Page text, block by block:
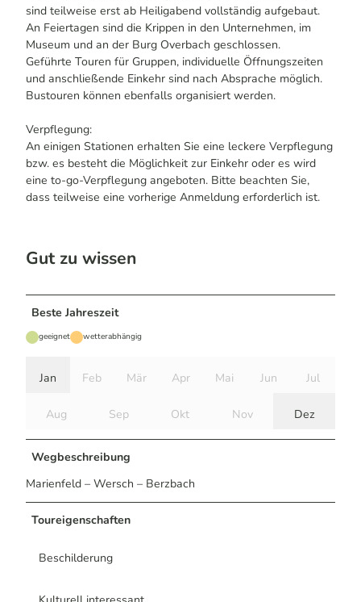
sind teilweise erst ab Heiligabend vollständig aufgebaut.
An Feiertagen sind die Krippen in den Unternehmen, im
Museum und an der Burg Overbach geschlossen.
Geführte Touren für Gruppen, individuelle Öffnungszeiten
und anschließende Einkehr sind nach Absprache möglich.
Bustouren können ebenfalls organisiert werden.
Verpflegung:
An einigen Stationen erhalten Sie eine leckere Verpflegung
bzw. es besteht die Möglichkeit zur Einkehr oder es wird
eine to-go-Verpflegung angeboten. Bitte beachten Sie,
dass teilweise eine vorherige Anmeldung erforderlich ist.
Gut zu wissen
Beste Jahreszeit
geeignet wetterabhängig
Jan Feb Mär Apr Mai Jun Jul
Aug Sep Okt Nov Dez
Wegbeschreibung
Marienfeld – Wersch – Berzbach
Toureigenschaften
Beschilderung